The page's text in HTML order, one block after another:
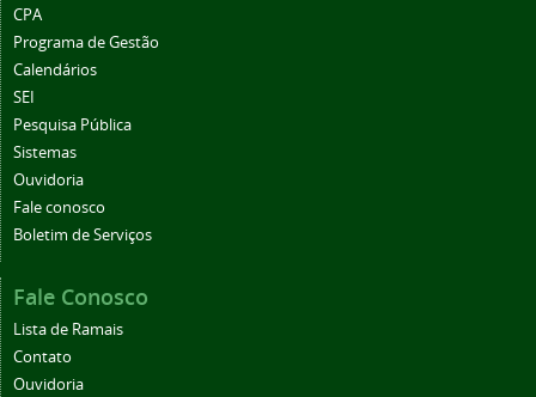
CPA
Programa de Gestão
Calendários
SEI
Pesquisa Pública
Sistemas
Ouvidoria
Fale conosco
Boletim de Serviços
Fale Conosco
Lista de Ramais
Contato
Ouvidoria